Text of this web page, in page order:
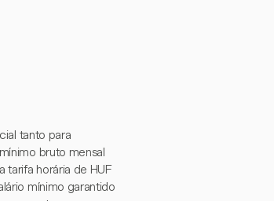
tanto para
bruto mensal
tarifa horária de HUF
mínimo garantido